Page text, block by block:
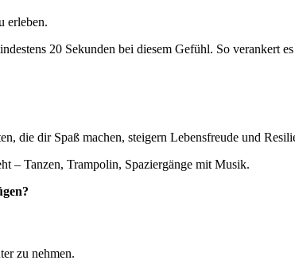
erleben.
20 Sekunden bei diesem Gefühl. So verankert
die dir Spaß machen, steigern Lebensfreude und
– Tanzen, Trampolin, Spaziergänge mit Musik.
zu nehmen.